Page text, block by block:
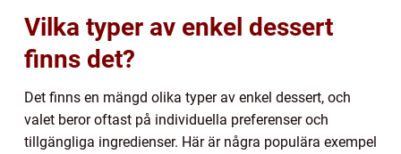
Vilka typer av enkel dessert
finns det?
Det finns en mängd olika typer av enkel dessert, och
valet beror oftast på individuella preferenser och
tillgängliga ingredienser. Här är några populära exempel